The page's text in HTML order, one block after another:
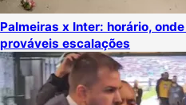
Palmeiras x Inter: horário,
prováveis escalações